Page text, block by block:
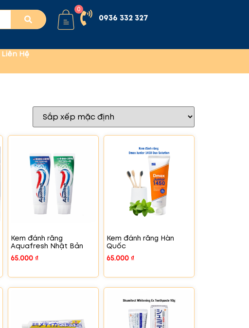
0
0936 332 327
Liên Hệ
Kem đánh răng
Aquafresh Nhật Bản
65.000 ₫
Kem đánh răng Hàn
Quốc
65.000 ₫